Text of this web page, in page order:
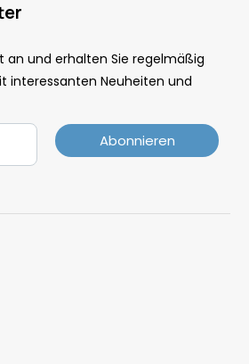
an und erhalten Sie regelmäßig
interessanten Neuheiten und
Abonnieren